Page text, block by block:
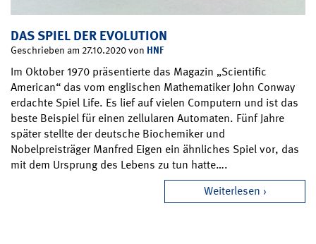
DAS SPIEL DER EVOLUTION
Geschrieben am 27.10.2020 von HNF
Im Oktober 1970 präsentierte das Magazin „Scientific
American“ das vom englischen Mathematiker John Conway
erdachte Spiel Life. Es lief auf vielen Computern und ist das
beste Beispiel für einen zellularen Automaten. Fünf Jahre
später stellte der deutsche Biochemiker und
Nobelpreisträger Manfred Eigen ein ähnliches Spiel vor, das
mit dem Ursprung des Lebens zu tun hatte….
Weiterlesen